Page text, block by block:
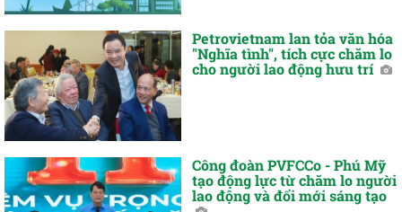
Petrovietnam lan tỏa văn hóa
"Nghĩa tình", tích cực chăm lo
cho người lao động hưu trí
Công đoàn PVFCCo - Phú Mỹ
tạo động lực từ chăm lo người
lao động và đổi mới sáng tạo